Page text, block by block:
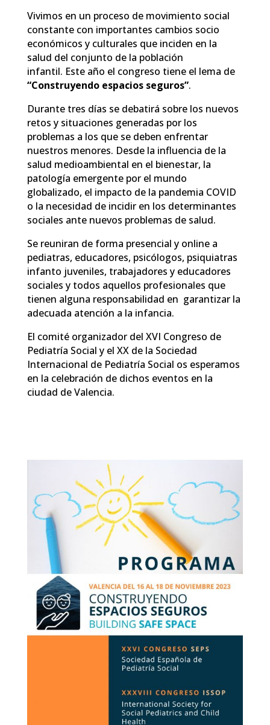
Vivimos en un proceso de movimiento social
constante con importantes cambios socio
económicos y culturales que inciden en la
salud del conjunto de la población
infantil. Este año el congreso tiene el lema de
“Construyendo espacios seguros”.
Durante tres días se debatirá sobre los nuevos
retos y situaciones generadas por los
problemas a los que se deben enfrentar
nuestros menores. Desde la influencia de la
salud medioambiental en el bienestar, la
patología emergente por el mundo
globalizado, el impacto de la pandemia COVID
o la necesidad de incidir en los determinantes
sociales ante nuevos problemas de salud.
Se reuniran de forma presencial y online a
pediatras, educadores, psicólogos, psiquiatras
infanto juveniles, trabajadores y educadores
sociales y todos aquellos profesionales que
tienen alguna responsabilidad en garantizar la
adecuada atención a la infancia.
El comité organizador del XVI Congreso de
Pediatría Social y el XX de la Sociedad
Internacional de Pediatría Social os esperamos
en la celebración de dichos eventos en la
ciudad de Valencia.